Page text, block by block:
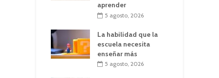
aprender
5 agosto, 2026
La habilidad que la
escuela necesita
enseñar más
5 agosto, 2026